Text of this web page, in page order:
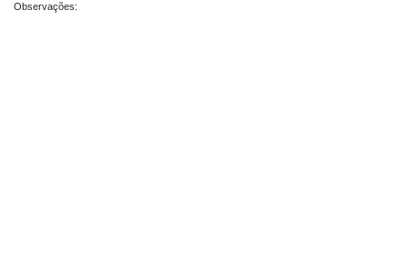
Observações: